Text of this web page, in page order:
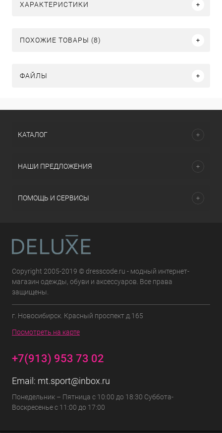
ХАРАКТЕРИСТИКИ
ПОХОЖИЕ ТОВАРЫ (8)
ФАЙЛЫ
КАТАЛОГ
НАШИ ПРЕДЛОЖЕНИЯ
ПОМОЩЬ И СЕРВИСЫ
Copyright 2005-2019 © dresscode.ru - модный интернет-
магазин одежды, обуви и аксессуаров. Все права
защищены.
г. Новосибирск. Красный проспект д.165
Посмотреть на карте
+7(913) 953 73 02
Email: mt.sport@inbox.ru
Понедельник – Пятница с 10:00 до 18:30 Суббота-
Воскресенье с 11:00 до 17:00